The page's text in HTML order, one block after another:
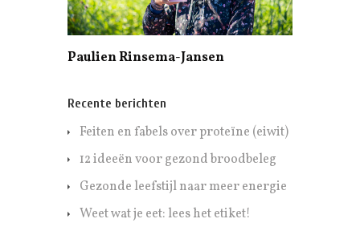
Paulien Rinsema-Jansen
Recente berichten
Feiten en fabels over proteïne (eiwit)
12 ideeën voor gezond broodbeleg
Gezonde leefstijl naar meer energie
Weet wat je eet: lees het etiket!